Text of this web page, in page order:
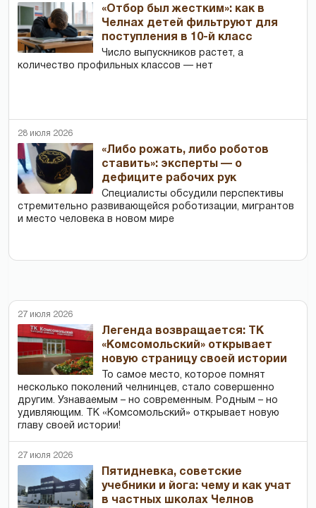
«Отбор был жестким»: как в
Челнах детей фильтруют для
поступления в 10-й класс
Число выпускников растет, а
количество профильных классов — нет
28 июля 2026
«Либо рожать, либо роботов
ставить»: эксперты — о
дефиците рабочих рук
Специалисты обсудили перспективы
стремительно развивающейся роботизации, мигрантов
и место человека в новом мире
27 июля 2026
Легенда возвращается: ТК
«Комсомольский» открывает
новую страницу своей истории
То самое место, которое помнят
несколько поколений челнинцев, стало совершенно
другим. Узнаваемым – но современным. Родным – но
удивляющим. ТК «Комсомольский» открывает новую
главу своей истории!
27 июля 2026
Пятидневка, советские
учебники и йога: чему и как учат
в частных школах Челнов